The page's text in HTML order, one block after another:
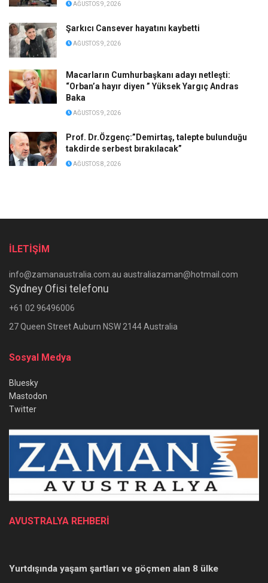
AĞUSTOS 9, 2026
Şarkıcı Cansever hayatını kaybetti
AĞUSTOS 9, 2026
Macarların Cumhurbaşkanı adayı netleşti:
“Orban’a hayır diyen ” Yüksek Yargıç Andras
Baka
AĞUSTOS 9, 2026
Prof. Dr.Özgenç:”Demirtaş, talepte bulunduğu
takdirde serbest bırakılacak”
AĞUSTOS 8, 2026
İLETİŞİM
info@zamanaustralia.com.au australiazaman@hotmail.com
Sydney Ofisi telefonu
+61 02 96496006
27 Queen Street Auburn NSW 2144 Australia
Sosyal Medya
Bluesky
Mastodon
Twitter
AVUSTRALYA REHBERİ
Yurtdışında yaşam şartları ve göçmen alan 8 ülke